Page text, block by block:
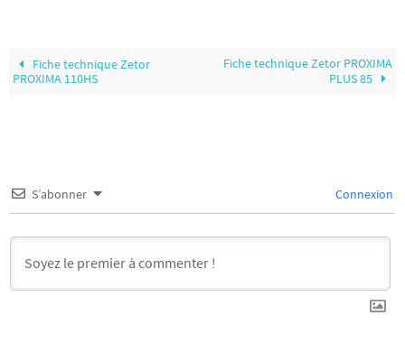
Fiche technique Zetor
PROXIMA 110HS
Fiche technique Zetor PROXIMA
PLUS 85
S’abonner Connexion